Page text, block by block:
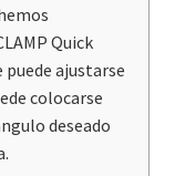
Quick
ajustarse
colocarse
deseado